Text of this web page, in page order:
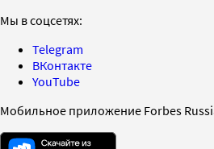
Мы в соцсетях:
Telegram
ВКонтакте
YouTube
Мобильное приложение Forbes